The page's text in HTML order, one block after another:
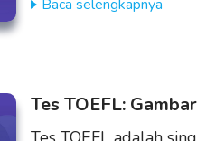
Baca selengkapnya
Tes TOEFL: